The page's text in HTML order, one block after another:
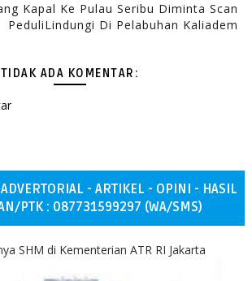
Kapal Ke Pulau Seribu Diminta Scan
PeduliLindungi Di Pelabuhan Kaliadem
TIDAK ADA KOMENTAR:
- ARTIKEL - OPINI - HASIL
PTK : 087731599297 (WA/SMS)
SHM di Kementerian ATR RI Jakarta